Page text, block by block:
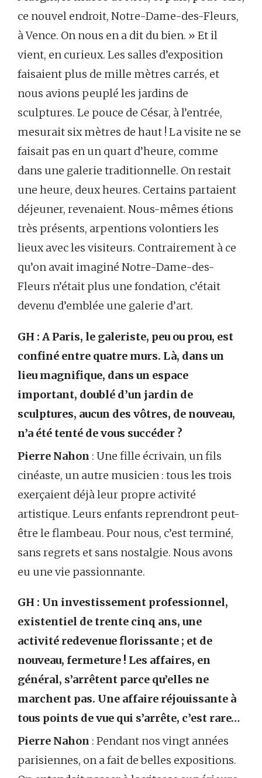
ce nouvel endroit, Notre-Dame-des-Fleurs,
à Vence. On nous en a dit du bien. » Et il
vient, en curieux. Les salles d’exposition
faisaient plus de mille mètres carrés, et
nous avions peuplé les jardins de
sculptures. Le pouce de César, à l’entrée,
mesurait six mètres de haut ! La visite ne se
faisait pas en un quart d’heure, comme
dans une galerie traditionnelle. On restait
une heure, deux heures. Certains partaient
déjeuner, revenaient. Nous-mêmes étions
très présents, arpentions volontiers les
lieux avec les visiteurs. Contrairement à ce
qu’on avait imaginé Notre-Dame-des-
Fleurs n’était plus une fondation, c’était
devenu d’emblée une galerie d’art.
GH : A Paris, le galeriste, peu ou prou, est
confiné entre quatre murs. Là, dans un
lieu magnifique, dans un espace
important, doublé d’un jardin de
sculptures, aucun des vôtres, de nouveau,
n’a été tenté de vous succéder ?
Pierre Nahon : Une fille écrivain, un fils
cinéaste, un autre musicien : tous les trois
exerçaient déjà leur propre activité
artistique. Leurs enfants reprendront peut-
être le flambeau. Pour nous, c’est terminé,
sans regrets et sans nostalgie. Nous avons
eu une vie passionnante.
GH : Un investissement professionnel,
existentiel de trente cinq ans, une
activité redevenue florissante ; et de
nouveau, fermeture ! Les affaires, en
général, s’arrêtent parce qu’elles ne
marchent pas. Une affaire réjouissante à
tous points de vue qui s’arrête, c’est rare…
Pierre Nahon : Pendant nos vingt années
parisiennes, on a fait de belles expositions.